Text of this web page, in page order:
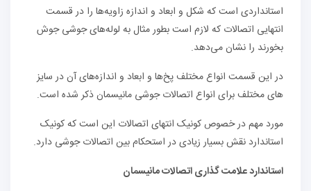
استانداردی است که شکل و ابعاد و اندازه زاویه‌ها را در قسمت
انتهایی اتصالات که لازم است بطور مثال به لوله‌های جوشی جوش
بخورند را نشان می‌دهد.
در این قسمت انواع مختلف پخ‌ها و ابعاد و اندازه‌های آن در سایز
های مختلف برای انواع اتصالات جوشی مانیسمان ذکر شده است.
مورد مهم در خصوص کونیک انتهای اتصالات این است که کونیک
استاندارد نقش بسیار زیادی در استحکام بین اتصالات جوشی دارد.
استاندارد علامت گذاری اتصالات مانیسمان